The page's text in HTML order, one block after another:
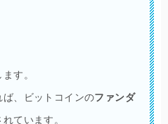
す。
ば、ビットコインのファンダ
ています。